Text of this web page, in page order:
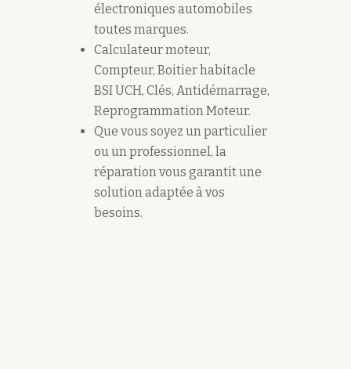
électroniques automobiles
toutes marques.
Calculateur moteur,
Compteur, Boitier habitacle
BSI UCH, Clés, Antidémarrage,
Reprogrammation Moteur.
Que vous soyez un particulier
ou un professionnel, la
réparation vous garantit une
solution adaptée à vos
besoins.